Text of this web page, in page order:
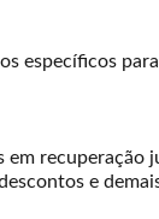
específicos
em recuperação
e